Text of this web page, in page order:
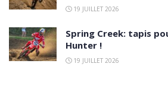
19 JUILLET 2026
Spring Creek: tapis
Hunter !
19 JUILLET 2026